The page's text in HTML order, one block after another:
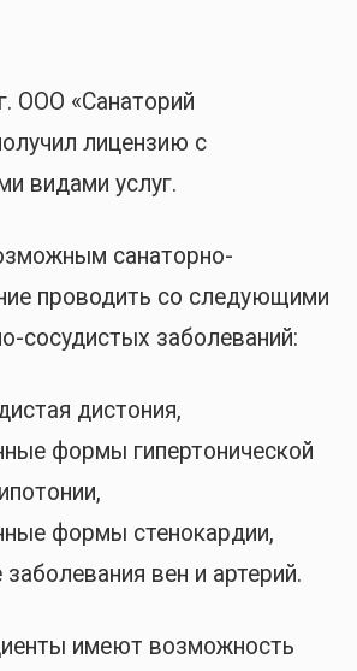
ООО «Санаторий
лицензию с
видами услуг.
санаторно-
проводить со следующими
сосудистых заболеваний:
дистония,
формы гипертонической
формы стенокардии,
вен и артерий.
имеют возможность